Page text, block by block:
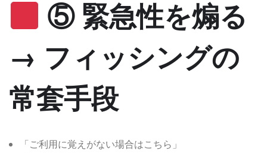
⑤ 緊急性を煽る
→ フィッシングの
常套手段
「ご利用に覚えがない場合はこちら」